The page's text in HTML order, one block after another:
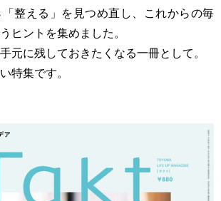
整える」を見つめ直し、これからの毎
ヒントを集めました。
元に残しておきたくなる一冊として。
特集です。